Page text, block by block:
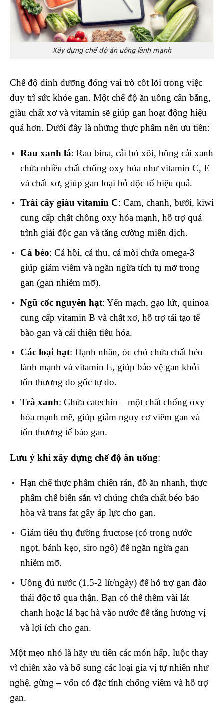
Xây dựng chế độ ăn uống lành mạnh
Chế độ dinh dưỡng đóng vai trò cốt lõi trong việc
duy trì sức khỏe gan. Một chế độ ăn uống cân bằng,
giàu chất xơ và vitamin sẽ giúp gan hoạt động hiệu
quả hơn. Dưới đây là những thực phẩm nên ưu tiên:
Rau xanh lá: Rau bina, cải bó xôi, bông cải xanh
chứa nhiều chất chống oxy hóa như vitamin C, E
và chất xơ, giúp gan loại bỏ độc tố hiệu quả.
Trái cây giàu vitamin C: Cam, chanh, bưởi, kiwi
cung cấp chất chống oxy hóa mạnh, hỗ trợ quá
trình giải độc gan và tăng cường miễn dịch.
Cá béo: Cá hồi, cá thu, cá mòi chứa omega-3
giúp giảm viêm và ngăn ngừa tích tụ mỡ trong
gan (gan nhiễm mỡ).
Ngũ cốc nguyên hạt: Yến mạch, gạo lứt, quinoa
cung cấp vitamin B và chất xơ, hỗ trợ tái tạo tế
bào gan và cải thiện tiêu hóa.
Các loại hạt: Hạnh nhân, óc chó chứa chất béo
lành mạnh và vitamin E, giúp bảo vệ gan khỏi
tổn thương do gốc tự do.
Trà xanh: Chứa catechin – một chất chống oxy
hóa mạnh mẽ, giúp giảm nguy cơ viêm gan và
tổn thương tế bào gan.
Lưu ý khi xây dựng chế độ ăn uống:
Hạn chế thực phẩm chiên rán, đồ ăn nhanh, thực
phẩm chế biến sẵn vì chúng chứa chất béo bão
hòa và trans fat gây áp lực cho gan.
Giảm tiêu thụ đường fructose (có trong nước
ngọt, bánh kẹo, siro ngô) để ngăn ngừa gan
nhiễm mỡ.
Uống đủ nước (1,5-2 lít/ngày) để hỗ trợ gan đào
thải độc tố qua thận. Bạn có thể thêm vài lát
chanh hoặc lá bạc hà vào nước để tăng hương vị
và lợi ích cho gan.
Một mẹo nhỏ là hãy ưu tiên các món hấp, luộc thay
vì chiên xào và bổ sung các loại gia vị tự nhiên như
nghệ, gừng – vốn có đặc tính chống viêm và hỗ trợ
gan.